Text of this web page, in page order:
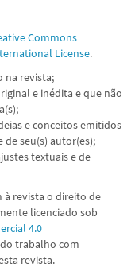
Commons
License.
na revista;
e inédita e que não
e conceitos emitidos
seu(s) autor(es);
textuais e de
à revista o direito de
licenciado sob
4.0
trabalho com
revista.